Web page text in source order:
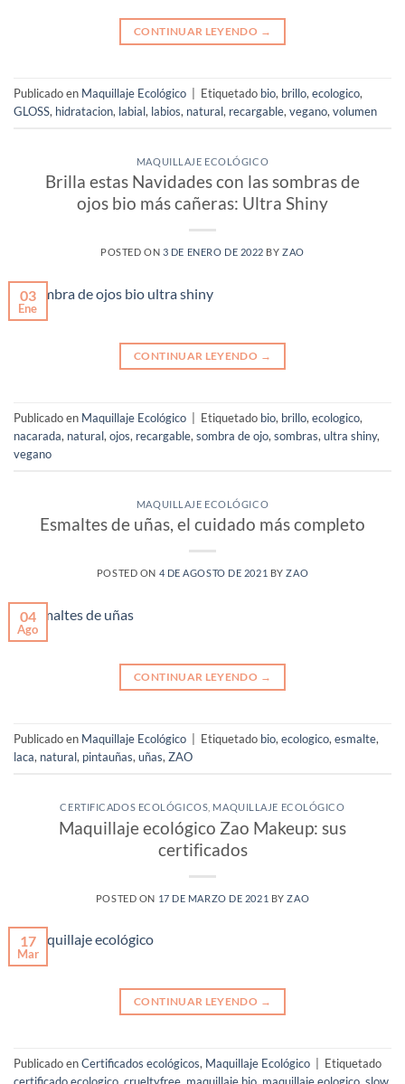
CONTINUAR LEYENDO →
Publicado en Maquillaje Ecológico Etiquetado bio, brillo, ecologico,
GLOSS, hidratacion, labial, labios, natural, recargable, vegano, volumen
MAQUILLAJE ECOLÓGICO
Brilla estas Navidades con las sombras de
ojos bio más cañeras: Ultra Shiny
POSTED ON 3 DE ENERO DE 2022 BYZAO
03
Ene
CONTINUAR LEYENDO →
Publicado en Maquillaje Ecológico Etiquetado bio, brillo,ecologico,
nacarada, natural,ojos, recargable,sombra de ojo,sombras,ultra shiny,
vegano
MAQUILLAJE ECOLÓGICO
Esmaltes de uñas, el cuidado más completo
POSTED ON 4 DE AGOSTO DE 2021 BYZAO
04
Ago
CONTINUAR LEYENDO →
Publicado en Maquillaje Ecológico Etiquetado bio,ecologico,esmalte,
laca, natural, pintauñas,uñas,ZAO
CERTIFICADOS ECOLÓGICOS MAQUILLAJE ECOLÓGICO
Maquillaje ecológico Zao Makeup: sus
certificados
POSTED ON 17 DE MARZO DE 2021 BYZAO
17
Mar
CONTINUAR LEYENDO →
Publicado enCertificados ecológicos, Maquillaje Ecológico
Etiquetado